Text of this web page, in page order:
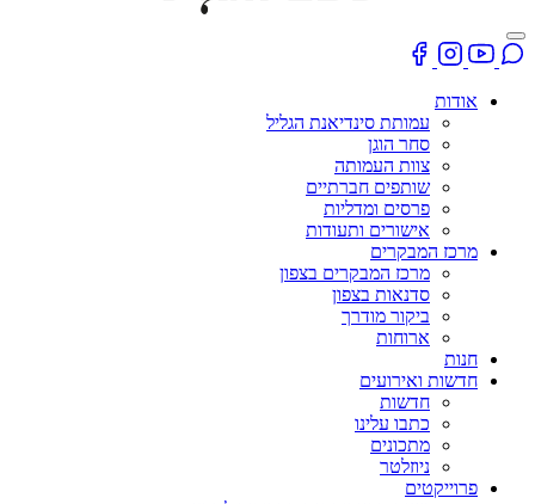
אודות
עמותת סינדיאנת הגליל
סחר הוגן
צוות העמותה
שותפים חברתיים
פרסים ומדליות
אישורים ותעודות
מרכז המבקרים
מרכז המבקרים בצפון
סדנאות בצפון
ביקור מודרך
ארוחות
חנות
חדשות ואירועים
חדשות
כתבו עלינו
מתכונים
ניוזלטר
פרוייקטים